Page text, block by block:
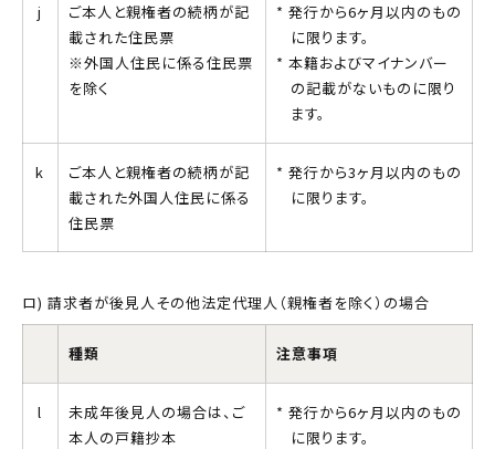
j
ご本人と親権者の続柄が記
載された住民票
※外国人住民に係る住民票
を除く
発行から6ヶ月以内のもの
に限ります。
本籍およびマイナンバー
の記載がないものに限り
ます。
k
ご本人と親権者の続柄が記
載された外国人住民に係る
住民票
発行から3ヶ月以内のもの
に限ります。
ロ) 請求者が後見人その他法定代理人（親権者を除く）の場合
種類 注意事項
l
未成年後見人の場合は、ご
本人の戸籍抄本
発行から6ヶ月以内のもの
に限ります。